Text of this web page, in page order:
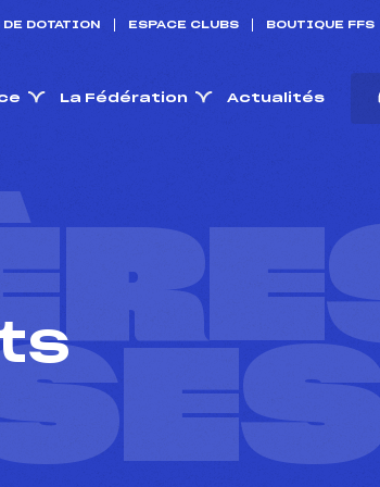
DOTATION ESPACE CLUBS BOUTIQUE FFS
La Fédération Actualités